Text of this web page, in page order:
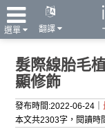
翻譯
選單
髮際線胎毛
顯修飾
發布時間:2022-06-24｜
本文共2303字，閱讀時